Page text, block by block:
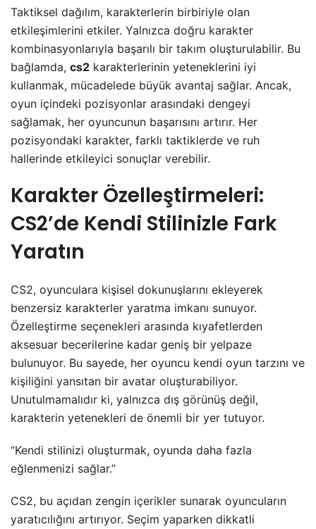
Taktiksel dağılım, karakterlerin birbiriyle olan
etkileşimlerini etkiler. Yalnızca doğru karakter
kombinasyonlarıyla başarılı bir takım oluşturulabilir. Bu
bağlamda, cs2 karakterlerinin yeteneklerini iyi
kullanmak, mücadelede büyük avantaj sağlar. Ancak,
oyun içindeki pozisyonlar arasındaki dengeyi
sağlamak, her oyuncunun başarısını artırır. Her
pozisyondaki karakter, farklı taktiklerde ve ruh
hallerinde etkileyici sonuçlar verebilir.
Karakter Özelleştirmeleri:
CS2’de Kendi Stilinizle Fark
Yaratın
CS2, oyunculara kişisel dokunuşlarını ekleyerek
benzersiz karakterler yaratma imkanı sunuyor.
Özelleştirme seçenekleri arasında kıyafetlerden
aksesuar becerilerine kadar geniş bir yelpaze
bulunuyor. Bu sayede, her oyuncu kendi oyun tarzını ve
kişiliğini yansıtan bir avatar oluşturabiliyor.
Unutulmamalıdır ki, yalnızca dış görünüş değil,
karakterin yetenekleri de önemli bir yer tutuyor.
“Kendi stilinizi oluşturmak, oyunda daha fazla
eğlenmenizi sağlar.”
CS2, bu açıdan zengin içerikler sunarak oyuncuların
yaratıcılığını artırıyor. Seçim yaparken dikkatli